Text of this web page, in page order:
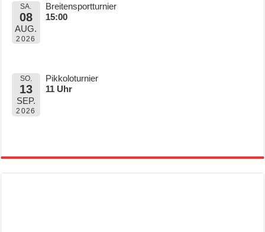
SA.
08
AUG.
2026
Breitensportturnier
15:00
SO.
13
SEP.
2026
Pikkoloturnier
11 Uhr